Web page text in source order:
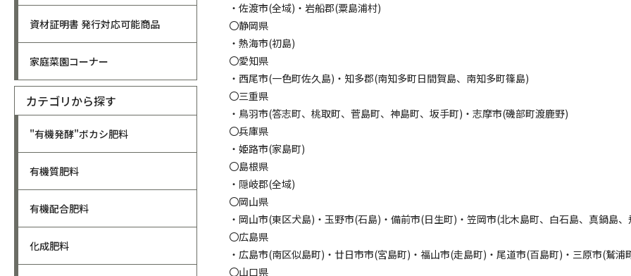
資材証明書 発行対応可能商品
家庭菜園コーナー
カテゴリから探す
"有機発酵"ボカシ肥料
有機質肥料
有機配合肥料
化成肥料
・佐渡市(全域)・岩船郡(粟島浦村)
〇静岡県
・熱海市(初島)
〇愛知県
・西尾市(一色町佐久島)・知多郡(南知多町日間賀島、南知多町篠島)
〇三重県
・鳥羽市(答志町、桃取町、菅島町、神島町、坂手町)・志摩市(磯部町渡鹿野)
〇兵庫県
・姫路市(家島町)
〇島根県
・隠岐郡(全域)
〇岡山県
・岡山市(東区犬島)・玉野市(石島)・備前市(日生町)・笠岡市(北木島町、白石島、真鍋島
〇広島県
・広島市(南区似島町)・廿日市市(宮島町)・福山市(走島町)・尾道市(百島町)・三原市(鷲
〇山口県